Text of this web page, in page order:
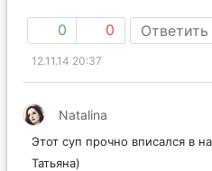
0 0 Ответить
12.11.14 20:37
Natalina
Этот суп прочно вписался в
Татьяна)